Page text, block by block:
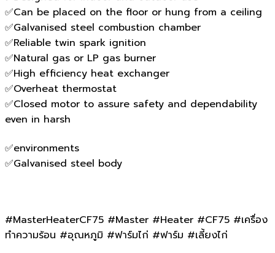
✅Can be placed on the floor or hung from a ceiling
✅Galvanised steel combustion chamber
✅Reliable twin spark ignition
✅Natural gas or LP gas burner
✅High efficiency heat exchanger
✅Overheat thermostat
✅Closed motor to assure safety and dependability
even in harsh
✅environments
✅Galvanised steel body
#MasterHeaterCF75 #Master #Heater #CF75 #เครื่อง
ทำความร้อน #อุณหภูมิ #ฟาร์มไก่ #ฟาร์ม #เลี้ยงไก่